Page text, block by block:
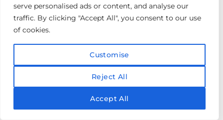
serve personalised ads or content, and analyse our
traffic. By clicking "Accept All", you consent to our use
of cookies.
Customise
Reject All
Accept All
JULIE SANDLAU
Julie Sandlau Prime Green Amethyst Ørepynt